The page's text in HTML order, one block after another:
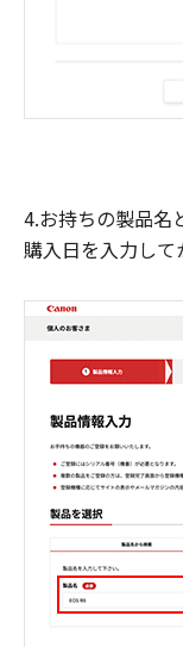
4.お持ちの製品名
購入日を入力し